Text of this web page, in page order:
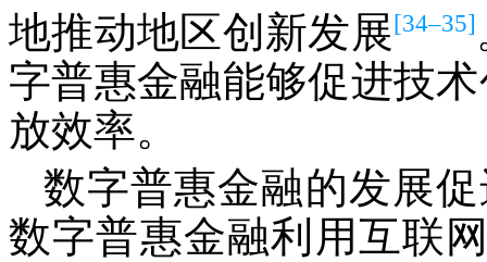
地推动地区创新发展[34–35]
字普惠金融能够促进技
放效率。
数字普惠金融的发展
数字普惠金融利用互联